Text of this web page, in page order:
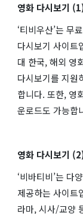
영화 다시보기
‘티비우산’는 무
다시보기 사이트
대 한국, 해외 영
다시보기를 지원
합니다. 또한, 영
운로드도 가능합
영화 다시보기
‘비바티비’는 다
제공하는 사이트
라마, 시사/교양